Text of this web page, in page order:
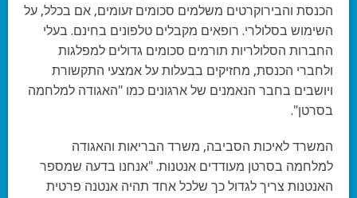
הכנסת והבירוקרטים משלמים סכומים זעומים, אם בכלל, על
השימוש בסלולרי. רופאים מקבלים טלפונים בחינם. בעלי
החברות הסלולריות תורמים סכומים גדולים למפלגות
ולחברי הכנסת, מחזיקים בבעלות על אמצעי התקשורת
ויושבים בחבר הנאמנים של ארגונים כמו "האגודה למלחמה
בסרטן".
המשרד לאיכות הסביבה, משרד הבריאות והאגודה
למלחמה בסרטן מעודדים אנטנות. "אנחנו בדעה שמספר
האנטנות צריך לגדול כך שלכל אחד תהיה אנטנה פרטית